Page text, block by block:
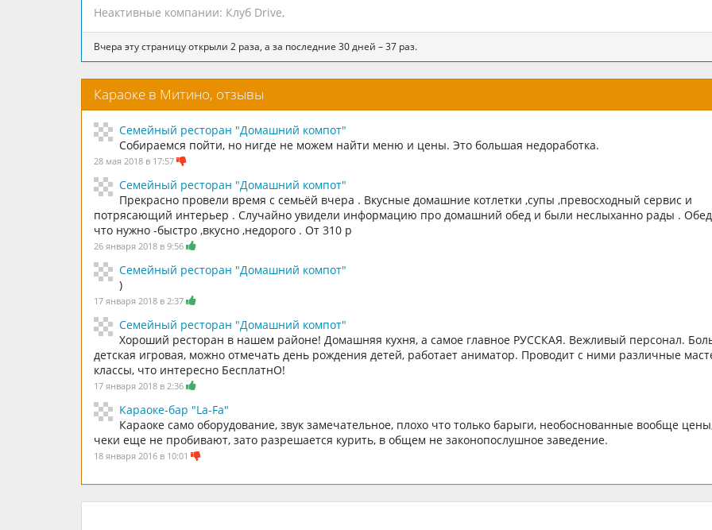
Неактивные компании: Клуб Drive,
Вчера эту страницу открыли 2 раза, а за последние 30 дней – 37 раз.
Караоке в Митино, отзывы
Семейный ресторан "Домашний компот"
Собираемся пойти, но нигде не можем найти меню и цены. Это большая недоработка.
28 мая 2018 в 17:57
Семейный ресторан "Домашний компот"
Прекрасно провели время с семьёй вчера . Вкусные домашние котлетки ,супы ,превосходный сервис и
потрясающий интерьер . Случайно увидели информацию про домашний обед и были неслыханно рады .
что нужно -быстро ,вкусно ,недорого . От 310 р
26 января 2018 в 9:56
Семейный ресторан "Домашний компот"
)
17 января 2018 в 2:37
Семейный ресторан "Домашний компот"
Хороший ресторан в нашем районе! Домашняя кухня, а самое главное РУССКАЯ. Вежливый персонал.
детская игровая, можно отмечать день рождения детей, работает аниматор. Проводит с ними различные
классы, что интересно БесплатнО!
17 января 2018 в 2:36
Караоке-бар "La-Fa"
Караоке само оборудование, звук замечательное, плохо что только барыги, необоснованные вообще
чеки еще не пробивают, зато разрешается курить, в общем не законопослушное заведение.
18 января 2016 в 10:01